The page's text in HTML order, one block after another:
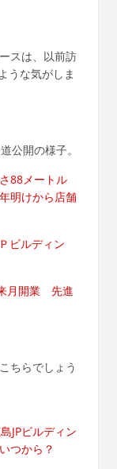
スは、以前訪
うな気がしま
公開の様子。
88メートル
明けから店舗
ビルディン
月開業 先進
ちらでしょう
JPビルディン
つから？